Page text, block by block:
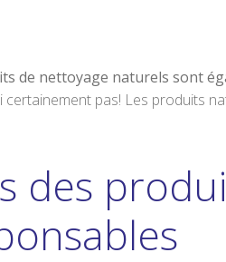
de nettoyage naturels sont
certainement pas! Les produits
des